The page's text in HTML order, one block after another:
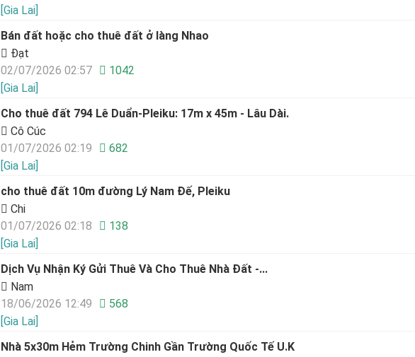
[Gia Lai]
Bán đất hoặc cho thuê đất ở làng Nhao
Đạt
02/07/2026 02:57
1042
[Gia Lai]
Cho thuê đất 794 Lê Duẩn-Pleiku: 17m x 45m - Lâu Dài.
Cô Cúc
01/07/2026 02:19
682
[Gia Lai]
cho thuê đất 10m đường Lý Nam Đế, Pleiku
Chi
01/07/2026 02:18
138
[Gia Lai]
Dịch Vụ Nhận Ký Gửi Thuê Và Cho Thuê Nhà Đất -...
Nam
18/06/2026 12:49
568
[Gia Lai]
Nhà 5x30m Hẻm Trường Chinh Gần Trường Quốc Tế U.K